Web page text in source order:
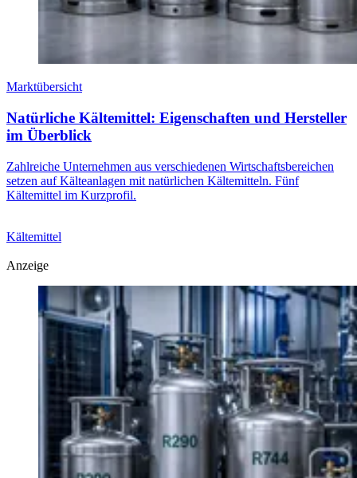
Marktübersicht
Natürliche Kältemittel: Eigenschaften und Hersteller
im Überblick
Zahlreiche Unternehmen aus verschiedenen Wirtschaftsbereichen
setzen auf Kälteanlagen mit natürlichen Kältemitteln. Fünf
Kältemittel im Kurzprofil.
Kältemittel
Anzeige